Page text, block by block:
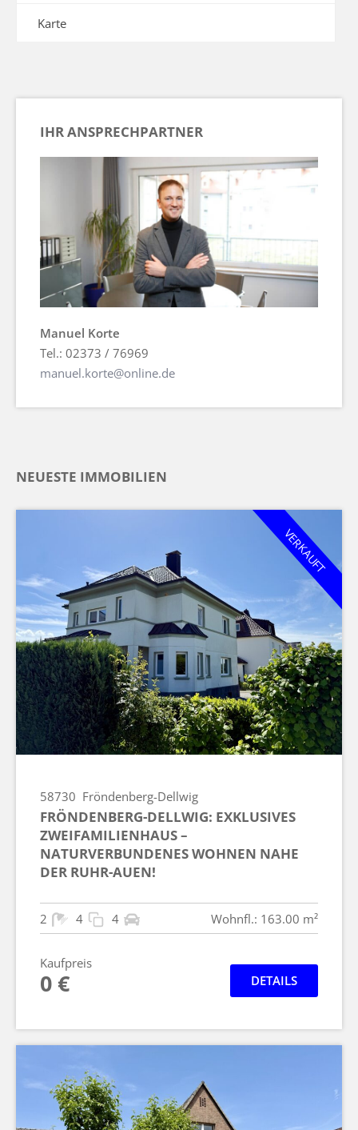
Karte
IHR ANSPRECHPARTNER
Manuel Korte
Tel.: 02373 / 76969
manuel.korte@online.de
NEUESTE IMMOBILIEN
VERKAUFT
58730 Fröndenberg-Dellwig
FRÖNDENBERG-DELLWIG: EXKLUSIVES
ZWEIFAMILIENHAUS –
NATURVERBUNDENES WOHNEN NAHE
DER RUHR-AUEN!
2 4 4 Wohnfl.: 163.00 m²
Kaufpreis
0 € DETAILS